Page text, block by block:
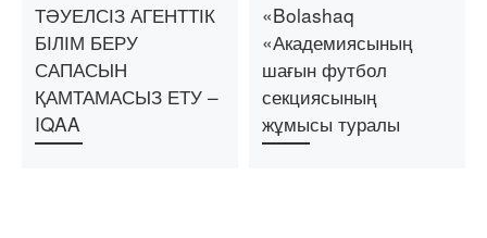
ТӘУЕЛСІЗ АГЕНТТІК
БІЛІМ БЕРУ
САПАСЫН
ҚАМТАМАСЫЗ ЕТУ –
IQAA
«Bolashaq
«Академиясының
шағын футбол
секциясының
жұмысы туралы